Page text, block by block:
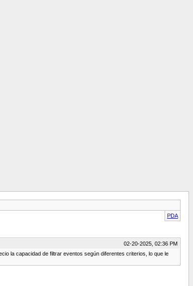
PDA
02-20-2025, 02:36 PM
la capacidad de filtrar eventos según diferentes criterios, lo que le